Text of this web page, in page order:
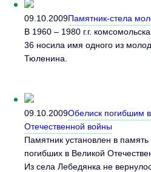
09.10.2009Памятник-стела
В 1960 – 1980 г.г.
36 носила имя одного из
Тюленина.
09.10.2009Обелиск погибшим
Отечественной войны
Памятник установлен в память
погибших в Великой
Из села Лебедянка не